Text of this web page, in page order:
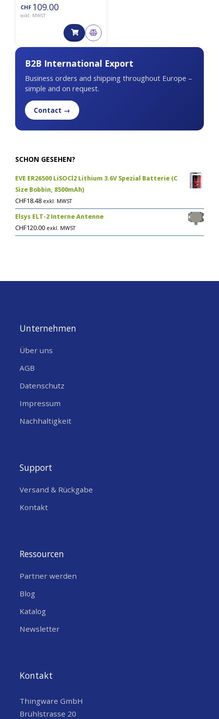
B2B International Export
Business orders and shipping throughout Europe –
simple and on request.
Contact →
SCHON GESEHEN?
EVE ER26500 LiSOCl2 Lithium 3.6V Spezial Batterie (C
Size Bobbin, 8500mAh)
CHF18.48 exkl. MWST
Elsys ELT-2 Interne Antenne
CHF120.00 exkl. MWST
CHF 109.00
exkl. MWST
Unternehmen
Über uns
AGB
Datenschutz
Impressum
Nachhaltigkeit
Support
Versand & Rückgabe
Kontakt
Ressourcen
Partner werden
Blog
Katalog
Newsletter
Kontakt
Thingware GmbH
Brühlstrasse 20